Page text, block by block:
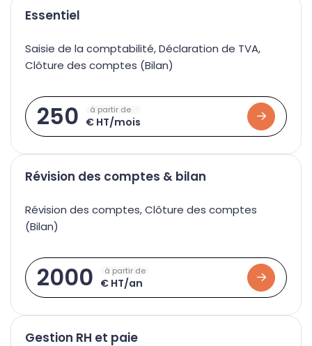
Essentiel
Saisie de la comptabilité, Déclaration de TVA,
Clôture des comptes (Bilan)
à partir de
250 € HT/mois
Révision des comptes & bilan
Révision des comptes, Clôture des comptes
(Bilan)
à partir de
2000 € HT/an
Gestion RH et paie